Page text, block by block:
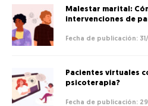
Malestar marital:
intervenciones de
Pacientes virtuales
psicoterapia?